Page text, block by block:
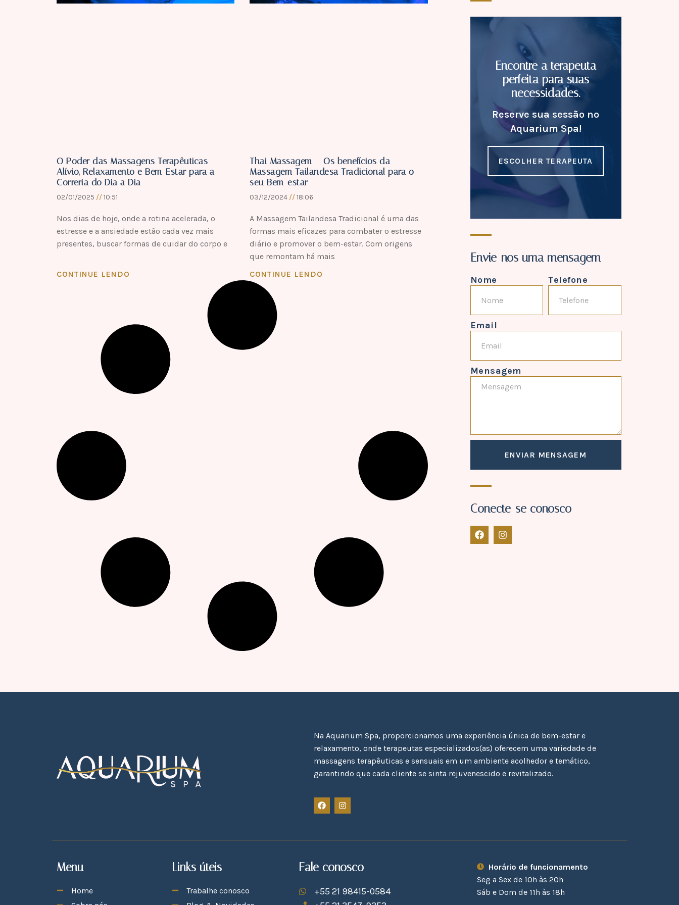
O Poder das Massagens Terapêuticas –
Alívio, Relaxamento e Bem-Estar para a
Correria do Dia a Dia
02/01/2025 10:51
Nos dias de hoje, onde a rotina acelerada, o
estresse e a ansiedade estão cada vez mais
presentes, buscar formas de cuidar do corpo e
CONTINUE LENDO
Thai Massagem – Os benefícios da
Massagem Tailandesa Tradicional para o
seu Bem-estar
03/12/2024 18:06
A Massagem Tailandesa Tradicional é uma das
formas mais eficazes para combater o estresse
diário e promover o bem-estar. Com origens
que remontam há mais
CONTINUE LENDO
Encontre a terapeuta
perfeita para suas
necessidades.
Reserve sua sessão no
Aquarium Spa!
ESCOLHER TERAPEUTA
Envie-nos uma mensagem
Nome Telefone
Email
Mensagem
ENVIAR MENSAGEM
Conecte-se conosco
Na Aquarium Spa, proporcionamos uma experiência única de bem-estar e
relaxamento, onde terapeutas especializados(as) oferecem uma variedade de
massagens terapêuticas e sensuais em um ambiente acolhedor e temático,
garantindo que cada cliente se sinta rejuvenescido e revitalizado.
Menu
Home
Links úteis
Trabalhe conosco
Fale conosco
+55 21 98415-0584
Horário de funcionamento
Seg a Sex de 10h às 20h
Sáb e Dom de 11h às 18h